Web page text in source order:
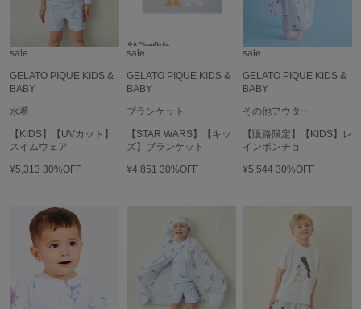
MOIGE
モワージュ
ミュシャ
NEW Balance
ニューバランス
NIKE
ナイキ
NOWNS
ナウンス
sale
GELATO PIQUE KIDS &
BABY
水着
【KIDS】【UVカット】
スイムウェア
¥5,313 30%OFF
sale
GELATO PIQUE KIDS &
BABY
ブランケット
【STAR WARS】【キッ
ズ】ブランケット
¥4,851 30%OFF
sale
GELATO PIQUE KIDS &
BABY
その他アウター
【販路限定】【KIDS】レ
インポンチョ
¥5,54430%OFF